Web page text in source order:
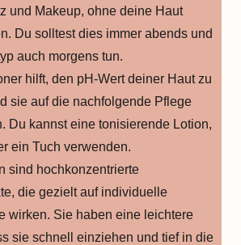
und Makeup, ohne deine Haut
Du solltest dies immer abends und
auch morgens tun.
hilft, den pH-Wert deiner Haut zu
sie auf die nachfolgende Pflege
Du kannst eine tonisierende Lotion,
ein Tuch verwenden.
sind hochkonzentrierte
die gezielt auf individuelle
wirken. Sie haben eine leichtere
sie schnell einziehen und tief in die